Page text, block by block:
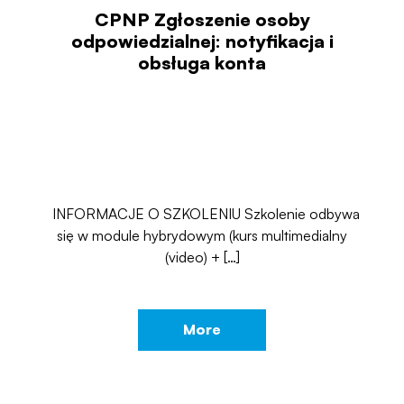
CPNP Zgłoszenie osoby
odpowiedzialnej: notyfikacja i
obsługa konta
INFORMACJE O SZKOLENIU Szkolenie odbywa
się w module hybrydowym (kurs multimedialny
(video) + […]
More